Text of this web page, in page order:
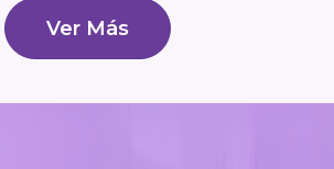
Ver Más